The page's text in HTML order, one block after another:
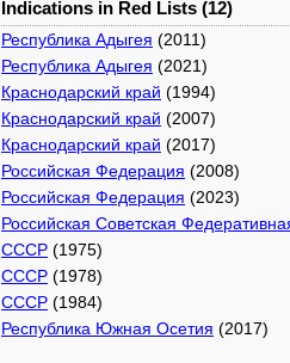
Indications in Red Lists (12)
Республика Адыгея (2011)
Республика Адыгея (2021)
Краснодарский край (1994)
Краснодарский край (2007)
Краснодарский край (2017)
Российская Федерация (2008)
Российская Федерация (2023)
Российская Советская
СССР (1975)
СССР (1978)
СССР (1984)
Республика Южная Осетия (2017)